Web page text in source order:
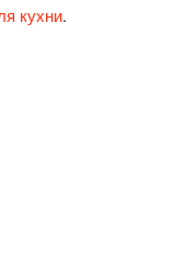
кухни.